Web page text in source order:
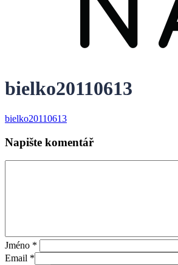
bielko20110613
bielko20110613
Napište komentář
Jméno *
Email *